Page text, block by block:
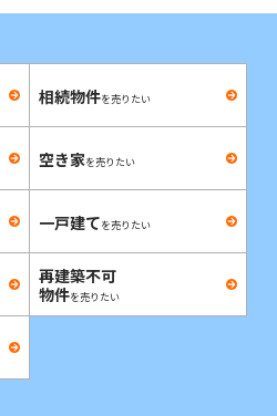
相続物件を売りたい
空き家を売りたい
一戸建てを売りたい
再建築不可
物件を売りたい